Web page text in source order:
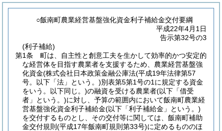
○飯南町農業経営基盤強化資金利子補給金交付要綱
平成22年4月1日
告示第32号の3
(利子補給)
第1条
町は、自主性と創意工夫を生かして効率的かつ安定的
な経営体を目指す農業者を支援するため、農業経営基盤強
化資金(株式会社日本政策金融公庫法(平成19年法律第57
号。以下「法」という。)別表第5第1号の1に規定する資金
をいう。以下同じ。)の融資を受ける農業者(以下「借受
者」という。)に対し、予算の範囲内において飯南町農業経
営基盤強化資金利子補給金(以下「利子補給金」という。)
を交付するものとし、その交付等に関しては、飯南町補助
金交付規則 (平成17年飯南町規則第33号)に定めるもののほ